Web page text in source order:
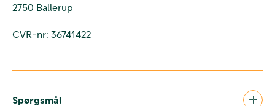
2750 Ballerup
CVR-nr: 36741422
Spørgsmål